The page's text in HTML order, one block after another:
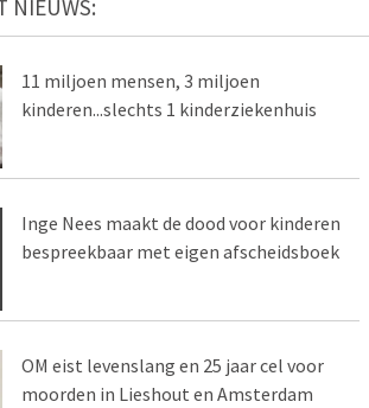
NIEUWS:
11 miljoen mensen, 3 miljoen
kinderen...slechts 1 kinderziekenhuis
Inge Nees maakt de dood voor kinderen
bespreekbaar met eigen afscheidsboek
OM eist levenslang en 25 jaar cel voor
moorden in Lieshout en Amsterdam